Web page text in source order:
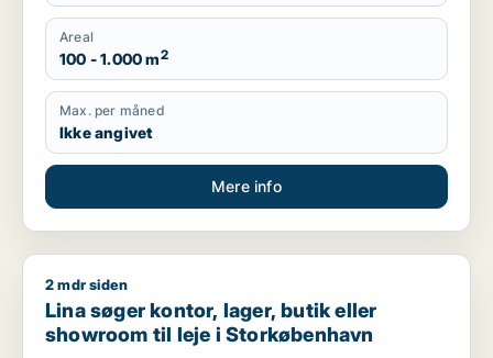
Areal
100 - 1.000 m2
Max. per måned
Ikke angivet
Mere info
Lina søger kontor, lager, butik eller showroom til leje i
2 mdr siden
Lina søger kontor, lager, butik eller
showroom til leje i Storkøbenhavn